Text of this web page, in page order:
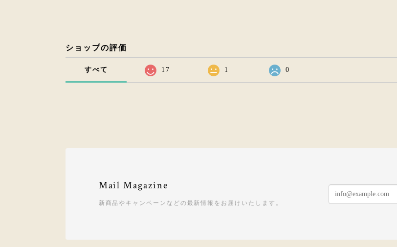
ショップの評価
すべて 17 1 0
Mail Magazine
新商品やキャンペーンなどの最新情報をお届けいたします。